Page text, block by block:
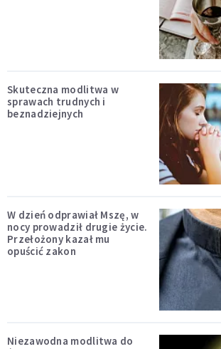
Skuteczna modlitwa w
sprawach trudnych i
beznadziejnych
W dzień odprawiał Mszę, w
nocy prowadził drugie życie.
Przełożony kazał mu
opuścić zakon
Niezawodna modlitwa do